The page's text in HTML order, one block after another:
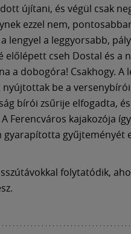
újítani, és végül csak
ezzel nem,
lengyel a leggyorsabb,
előlépett cseh Dostal és a
a dobogóra! Csakhogy. A
be a
bírói zsűrije elfogadta,
Ferencváros kajakozója
gyarapította gyűjteményét
folytatódik,